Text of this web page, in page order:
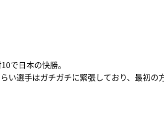
10で日本の快勝。
い選手はガチガチに緊張しており、最初の